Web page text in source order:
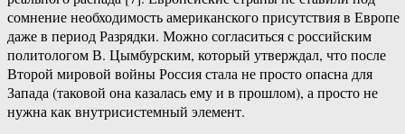
сомнение необходимость американского присутствия в Европе
даже в период Разрядки. Можно согласиться с российским
политологом В. Цымбурским, который утверждал, что после
Второй мировой войны Россия стала не просто опасна для
Запада (таковой она казалась ему и в прошлом), а просто не
нужна как внутрисистемный элемент.